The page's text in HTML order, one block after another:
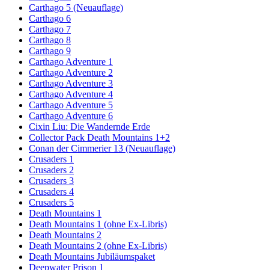
Carthago 5 (Neuauflage)
Carthago 6
Carthago 7
Carthago 8
Carthago 9
Carthago Adventure 1
Carthago Adventure 2
Carthago Adventure 3
Carthago Adventure 4
Carthago Adventure 5
Carthago Adventure 6
Cixin Liu: Die Wandernde Erde
Collector Pack Death Mountains 1+2
Conan der Cimmerier 13 (Neuauflage)
Crusaders 1
Crusaders 2
Crusaders 3
Crusaders 4
Crusaders 5
Death Mountains 1
Death Mountains 1 (ohne Ex-Libris)
Death Mountains 2
Death Mountains 2 (ohne Ex-Libris)
Death Mountains Jubiläumspaket
Deepwater Prison 1